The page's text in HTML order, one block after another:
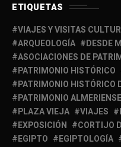
ETIQUETAS
VIAJES Y VISITAS
ARQUEOLOGÍA
DESDE
ASOCIACIONES DE
PATRIMONIO HISTÓRICO
PATRIMONIO HISTÓRICO
PATRIMONIO ALMERIENSE
PLAZA VIEJA
VIAJES
EXPOSICIÓN
CORTIJO
EGIPTO
EGIPTOLOGÍA